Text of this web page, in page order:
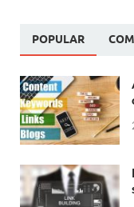
POPULAR